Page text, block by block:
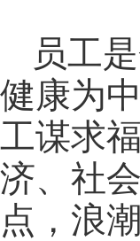
员工
健康为
工谋求
济、社
点，浪